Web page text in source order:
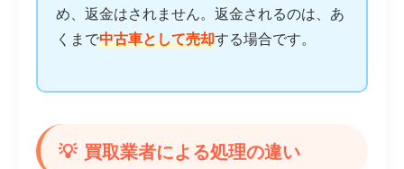
め、返金はされません。返金されるのは、あ
くまで中古車として売却する場合です。
買取業者による処理の違い